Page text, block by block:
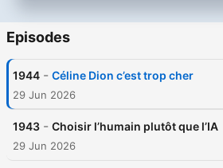
Episodes
1944 - Céline Dion c’est trop cher
29 Jun 2026
1943 - Choisir l’humain plutôt que l’IA
29 Jun 2026